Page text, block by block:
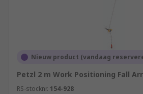
Nieuw product (vandaag
Petzl 2 m Work Positioning Fall
RS-stocknr. 154-928